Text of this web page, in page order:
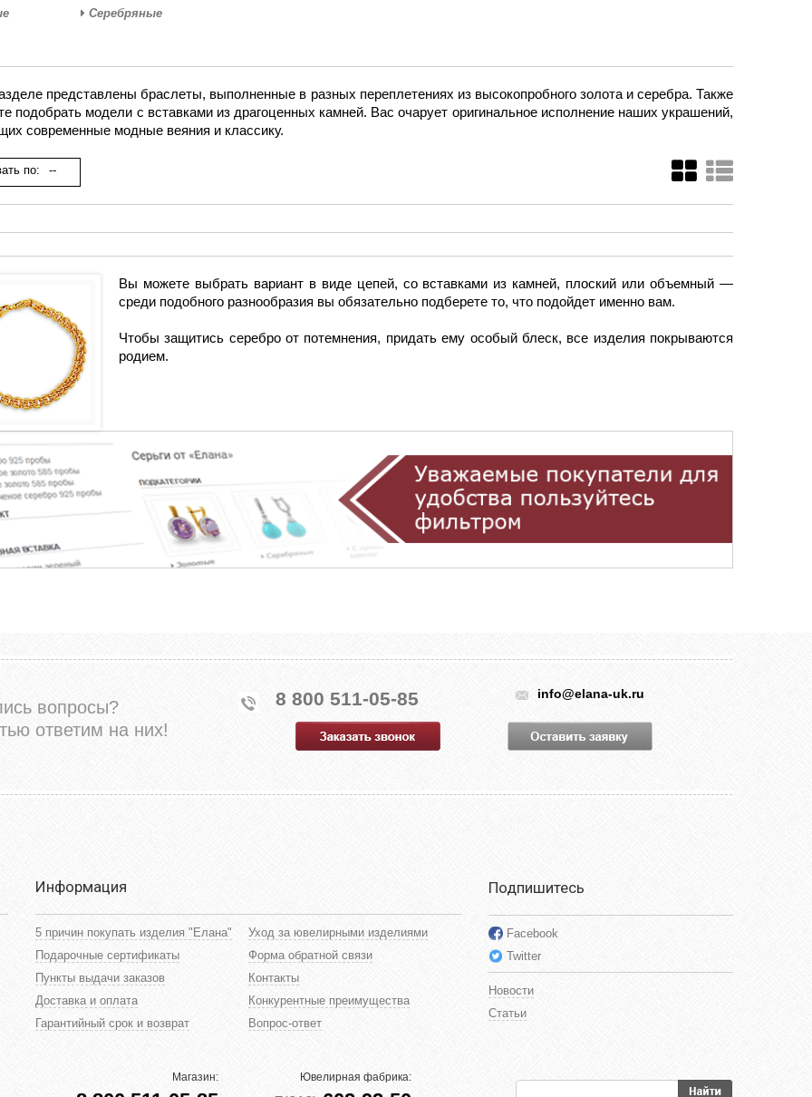
Серебряные
представлены браслеты, выполненные в разных переплетениях из высокопробного золота и серебра. Также
подобрать модели с вставками из драгоценных камней. Вас очарует оригинальное исполнение наших украшений,
современные модные веяния и классику.
по: --
Вы можете выбрать вариант в виде цепей, со вставками из камней, плоский или объемный —
среди подобного разнообразия вы обязательно подберете то, что подойдет именно вам.
Чтобы защитись серебро от потемнения, придать ему особый блеск, все изделия покрываются
родием.
вопросы?
ответим на них!
8 800 511-05-85 info@elana-uk.ru
Информация
5 причин покупать изделия "Елана"
Подарочные сертификаты
Пункты выдачи заказов
Доставка и оплата
Гарантийный срок и возврат
Уход за ювелирными изделиями
Форма обратной связи
Контакты
Конкурентные преимущества
Вопрос-ответ
Подпишитесь
Facebook
Twitter
Новости
Статьи
Магазин: Ювелирная фабрика: